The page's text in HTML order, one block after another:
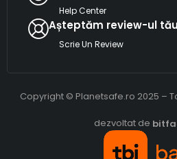
Help Center
Așteptăm review-ul
Scrie Un Review
Copyright © Planetsafe.ro 2025 –
dezvoltat de